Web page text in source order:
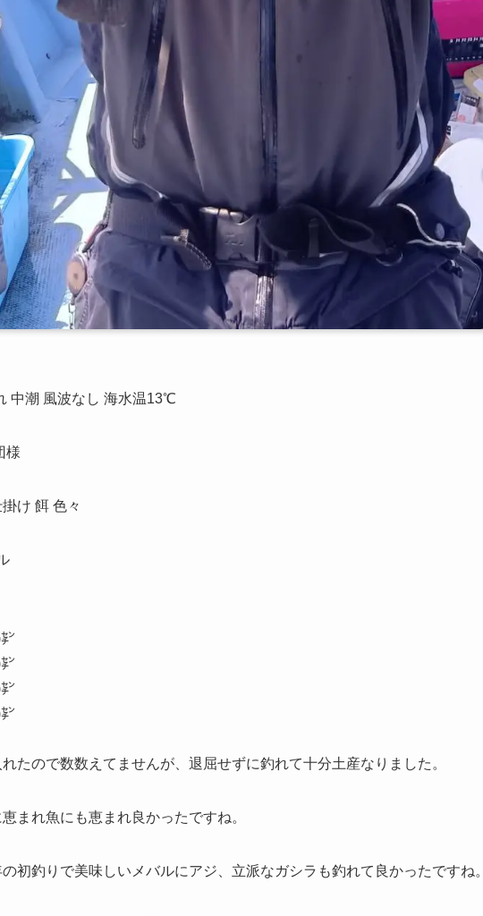
中潮 風波なし 海水温13℃
様
け 餌 色々
たので数数えてませんが、退屈せずに釣れて十分土産なりました。
まれ魚にも恵まれ良かったですね。
初釣りで美味しいメバルにアジ、立派なガシラも釣れて良かったですね。